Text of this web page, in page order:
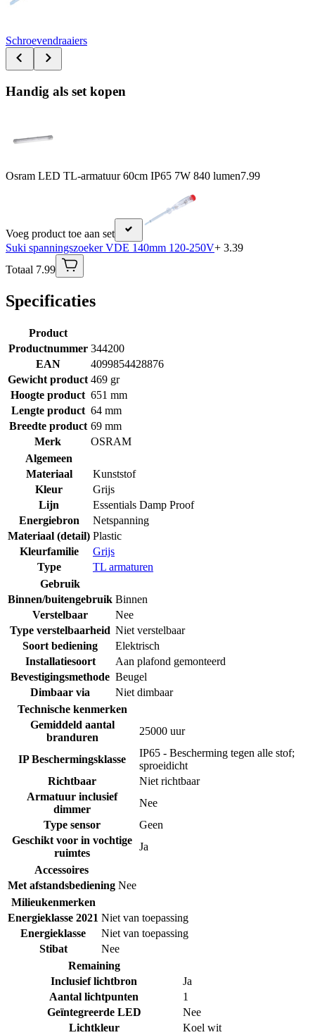
Schroevendraaiers
Handig als set kopen
Osram LED TL-armatuur 60cm IP65 7W 840 lumen7.99
Voeg product toe aan set
Suki spanningszoeker VDE 140mm 120-250V+ 3.39
Totaal 7.99
Specificaties
Product
Productnummer 344200
EAN
4099854428876
Gewicht product 469 gr
Hoogte product 651 mm
Lengte product 64 mm
Breedte product 69 mm
Merk
OSRAM
Algemeen
Materiaal
Kunststof
Kleur
Grijs
Lijn
Essentials Damp Proof
Energiebron
Netspanning
Materiaal (detail) Plastic
Kleurfamilie
Grijs
Type
TL armaturen
Gebruik
Binnen/buitengebruik Binnen
Verstelbaar
Nee
Type verstelbaarheid Niet verstelbaar
Soort bediening
Elektrisch
Installatiesoort
Aan plafond gemonteerd
Bevestigingsmethode Beugel
Dimbaar via
Niet dimbaar
Technische kenmerken
Gemiddeld aantal
branduren
25000 uur
IP Beschermingsklasse
IP65 - Bescherming tegen alle stof;
sproeidicht
Richtbaar
Niet richtbaar
Armatuur inclusief
dimmer
Nee
Type sensor
Geen
Geschikt voor in vochtige
ruimtes
Ja
Accessoires
Met afstandsbediening Nee
Milieukenmerken
Energieklasse 2021 Niet van toepassing
Energieklasse
Niet van toepassing
Stibat
Nee
Remaining
Inclusief lichtbron
Ja
Aantal lichtpunten
1
Geïntegreerde LED
Nee
Lichtkleur
Koel wit